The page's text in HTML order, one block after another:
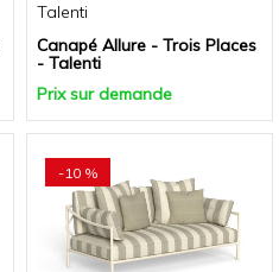
Talenti
Canapé Allure - Trois Places
- Talenti
Prix sur demande
-10 %